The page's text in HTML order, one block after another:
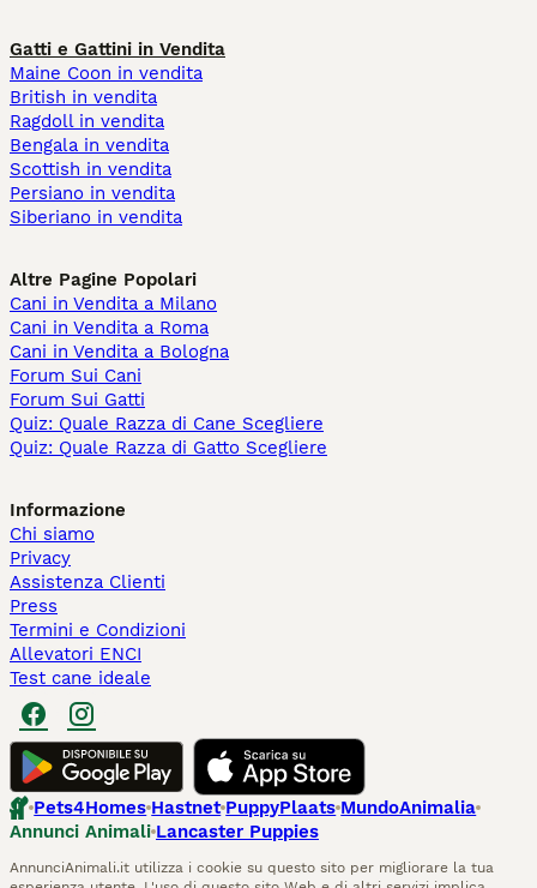
Gatti e Gattini in Vendita
Maine Coon in vendita
British in vendita
Ragdoll in vendita
Bengala in vendita
Scottish in vendita
Persiano in vendita
Siberiano in vendita
Altre Pagine Popolari
Cani in Vendita a Milano
Cani in Vendita a Roma
Cani in Vendita a Bologna
Forum Sui Cani
Forum Sui Gatti
Quiz: Quale Razza di Cane Scegliere
Quiz: Quale Razza di Gatto Scegliere
Informazione
Chi siamo
Privacy
Assistenza Clienti
Press
Termini e Condizioni
Allevatori ENCI
Test cane ideale
Pets4Homes Hastnet PuppyPlaats MundoAnimalia
Annunci Animali Lancaster Puppies
AnnunciAnimali.it utilizza i cookie su questo sito per migliorare la tua